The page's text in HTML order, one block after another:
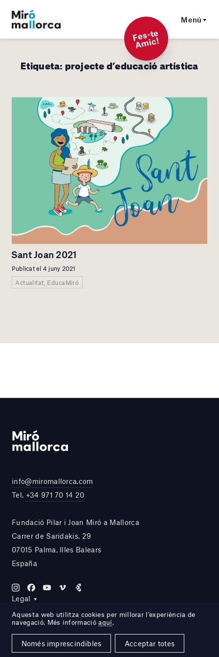
Menú
F
es-t
e
A
mi
c!
Etiqueta: projecte d’educació artística
Sant Joan 2021
Publicat el 4 juny 2021
Actualitat, EducaMiró
info@miromallorca.com
Tel. +34 971 70 14 20
Fundació Pilar i Joan Miró a Mallorca
Carrer de Saridakis, 29
07015 Palma, Illes Balears
España
Legal
Site by DOMO—A
Aquesta web utilitza cookies per millorar l’experiència de
navegació. Més informacióaquí.
Només imprescindibles Acceptar totes